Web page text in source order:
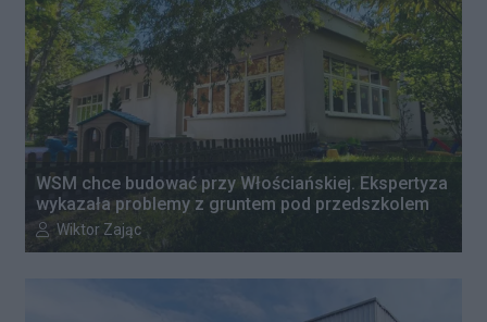
WSM chce budować przy Włościańskiej. Ekspertyza
wykazała problemy z gruntem pod przedszkolem
Autor artykułu:
Wiktor Zając